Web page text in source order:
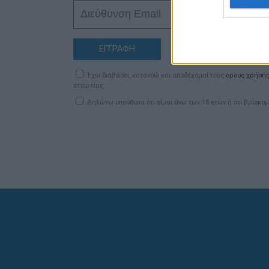
ΕΓΓΡΑΦΗ
Έχω διαβάσει, κατανοώ και αποδέχομαι τους όρους χρήσης
εταιρείας
Δηλώνω υπεύθυνα ότι είμαι άνω των 18 ετών ή ότι